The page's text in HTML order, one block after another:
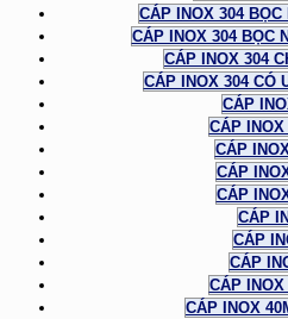
CÁP INOX 304
CÁP INOX 304 BỌC
CÁP INOX 304
CÁP INOX 304 CÓ
CÁP
CÁP INOX
CÁP
CÁP
CÁP
CÁP
CÁP
CÁP
CÁP INOX
CÁP INOX